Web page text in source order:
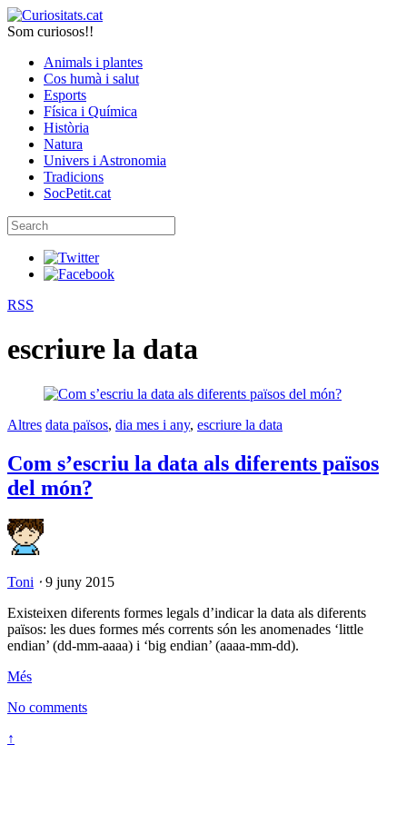
Som curiosos!!
Animals i plantes
Cos humà i salut
Esports
Física i Química
Història
Natura
Univers i Astronomia
Tradicions
SocPetit.cat
RSS
escriure la data
Altres data països, dia mes i any, escriure la data
Com s’escriu la data als diferents països
del món?
Toni ⋅ 9 juny 2015
Existeixen diferents formes legals d’indicar la data als diferents
països: les dues formes més corrents són les anomenades ‘little
endian’ (dd-mm-aaaa) i ‘big endian’ (aaaa-mm-dd).
Més
No comments
↑